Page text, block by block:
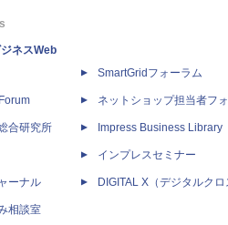
ネスWeb
合研究所
ーナル
相談室
SmartGridフォーラム
ネットショップ担当者フ
Impress Business Library
インプレスセミナー
DIGITAL X（デジタルクロ